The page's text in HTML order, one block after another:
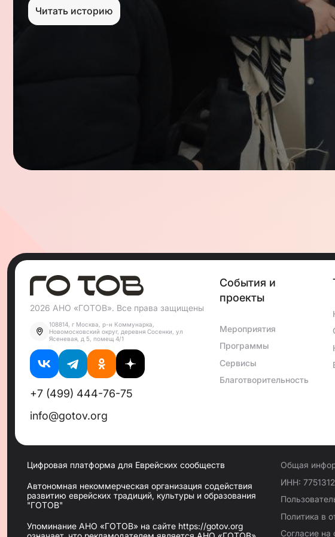
Читать историю
2026 АНО «ГОТОВ». Все права защищены
108814, г Москва, р-н Коммунарка,
Новомосковский округ, деревня Сосенки, ул
Ясеневая, д 5, помещ 4/1
+7 (499) 444-76-75
info@gotov.org
События и
проекты
Мероприятия
Программы
Сервисы
Благотворительность
Цифровая платформа для Еврейских сообществ
Автономная некоммерческая организация содействия
развитию еврейских традиций, культуры и образования
"ГОТОВ"
Упоминание АНО «ГОТОВ» на сайте https://gotov.org
Общая
ИНН:
Политика в
Согласие на